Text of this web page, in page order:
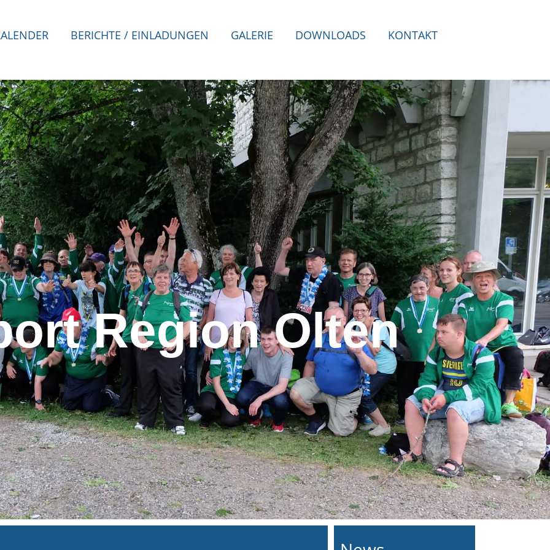
BERICHTE / EINLADUNGEN GALERIE DOWNLOADS KONTAKT
Region Olten